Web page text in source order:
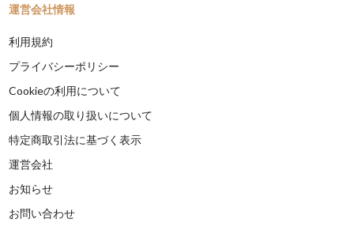
運営会社情報
利用規約
プライバシーポリシー
Cookieの利用について
個人情報の取り扱いについて
特定商取引法に基づく表示
運営会社
お知らせ
お問い合わせ